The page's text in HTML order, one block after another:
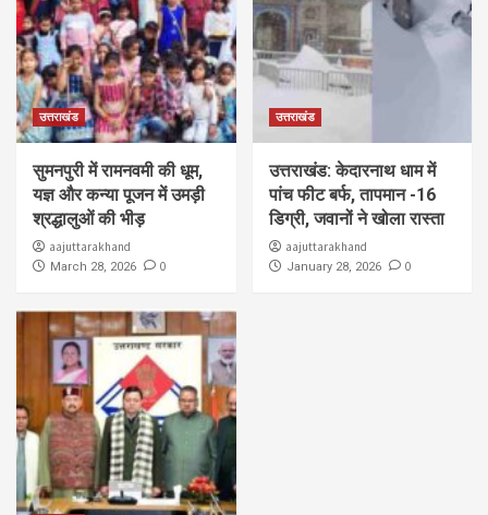
उत्तराखंड
सुमनपुरी में रामनवमी की धूम,
यज्ञ और कन्या पूजन में उमड़ी
श्रद्धालुओं की भीड़
aajuttarakhand
March 28, 2026 0
उत्तराखंड
उत्तराखंड: केदारनाथ धाम में
पांच फीट बर्फ, तापमान -16
डिग्री, जवानों ने खोला रास्ता
aajuttarakhand
January 28, 2026 0